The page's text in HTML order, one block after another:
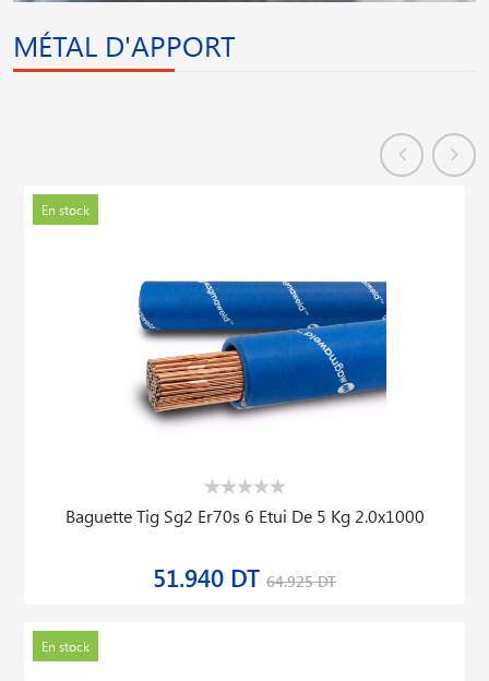
MÉTAL D'APPORT
En stock
Baguette Tig Sg2 Er70s 6 Etui De 5 Kg 2.0x1000
51.940 DT 64.925 DT
En stock